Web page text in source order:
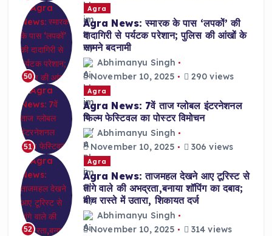
50
Agra
Agra News: स्मारक के पास ‘लपकों’ की
दादागिरी से पर्यटक परेशान; पुलिस की आंखों के
सामने बदनामी
Abhimanyu Singh
November 10, 2025
290 views
51
Agra
Agra News: 7वें ताज ग्लोबल इंटरनेशनल
फिल्म फेस्टिवल का पोस्टर विमोचन
Abhimanyu Singh
November 10, 2025
306 views
52
Agra
Agra News: ताजमहल देखने आए टूरिस्ट से
तांगे वाले की अभद्रता,बनाया शॉपिंग का दबाव;
बीच रास्ते में उतारा, शिकायत दर्ज
Abhimanyu Singh
November 10, 2025
314 views